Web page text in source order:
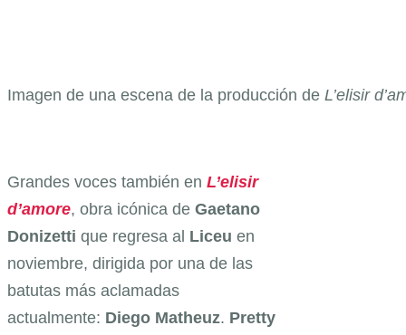
Imagen de una escena de la producción de L’elisir
Grandes voces también en L’elisir
d’amore, obra icónica de Gaetano
Donizetti que regresa al Liceu en
noviembre, dirigida por una de las
batutas más aclamadas
actualmente: Diego Matheuz. Pretty